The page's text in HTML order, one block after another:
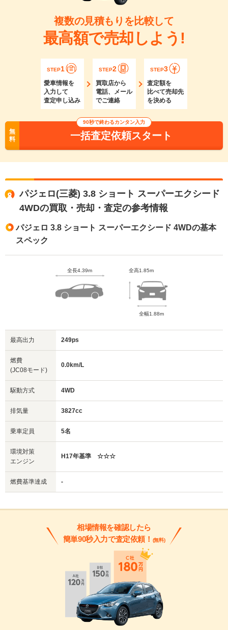
複数の見積もりを比較して
最高額で売却しよう!
STEP1
愛車情報を
入力して
査定申し込み
STEP2
買取店から
電話、メール
でご連絡
STEP3
査定額を
比べて売却先
を決める
無
料
90秒で終わるカンタン入力
一括査定依頼スタート
パジェロ(三菱) 3.8 ショート スーパーエクシード
4WDの買取・売却・査定の参考情報
パジェロ 3.8 ショート スーパーエクシード 4WDの基本
スペック
全長4.39m 全高1.85m
全幅1.88m
最高出力 249ps
燃費
(JC08モード)
0.0km/L
駆動方式 4WD
排気量 3827cc
乗車定員 5名
環境対策
エンジン
H17年基準 ☆☆☆
燃費基準達成 -
相場情報を確認したら
簡単90秒入力で査定依頼！ (無料)